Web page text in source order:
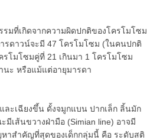
ที่เกิดจากความผิดปกติของโครโมโซม
รดาวน์จะมี 47 โครโมโซม (ในคนปกติ
โมโซมคู่ที่ 21 เกินมา 1 โครโมโซม
นะ หรือแม้แต่อายุมารดา
ะเฉียงขึ้น ดั้งจมูกแบน ปากเล็ก ลิ้นมัก
เส้นขวางฝ่ามือ (Simian line) อาจมี
าสำคัญที่สุดของเด็กกลุ่มนี้ คือ ระดับสติ